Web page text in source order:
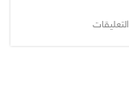
التعليقات